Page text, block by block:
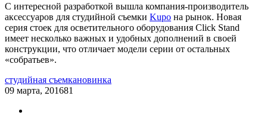
С интересной разработкой вышла компания-производитель
аксессуаров для студийной съемки Kupo на рынок. Новая
серия стоек для осветительного оборудования Click Stand
имеет несколько важных и удобных дополнений в своей
конструкции, что отличает модели серии от остальных
«собратьев».
студийная съемкановинка
09 марта, 201681